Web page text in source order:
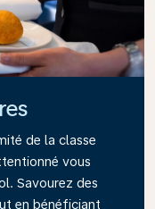
de la classe
vous
Savourez des
en bénéficiant